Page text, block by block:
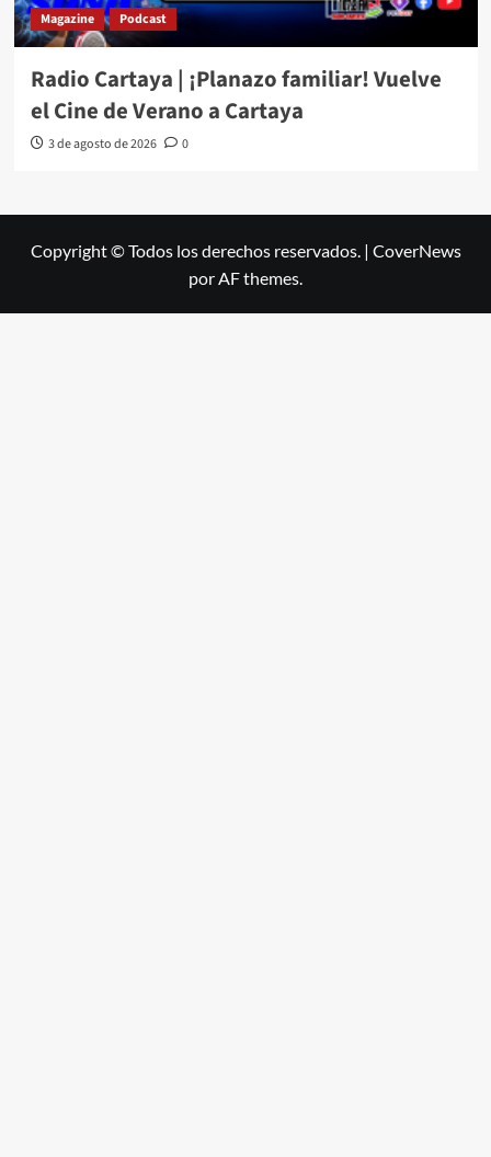
Magazine Podcast
Radio Cartaya | ¡Planazo familiar! Vuelve
el Cine de Verano a Cartaya
3 de agosto de 2026 0
Copyright © Todos los derechos reservados. | CoverNews
por AF themes.